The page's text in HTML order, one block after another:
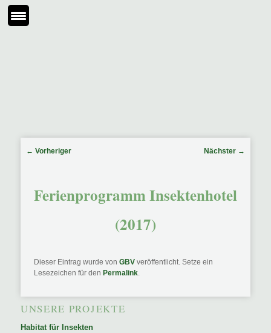
Beitragsnavigation
← Vorheriger Nächster →
Ferienprogramm Insektenhotel
(2017)
Dieser Eintrag wurde von GBVveröffentlicht. Setze ein
Lesezeichen für den Permalink.
UNSERE PROJEKTE
Habitat für Insekten